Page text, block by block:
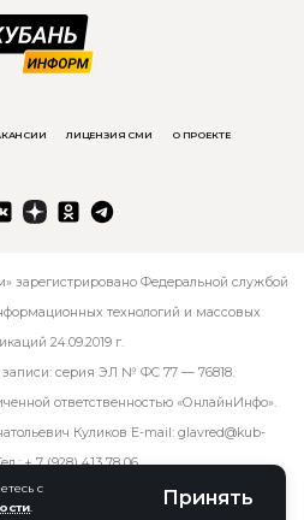
с
Принять
ЛИЦЕНЗИЯ СМИ О ПРОЕКТЕ
зарегистрировано Федеральной службой
технологий и массовых
24.09.2019 г.
серия ЭЛ № ФС 77 — 76818.
ответственностью «ОнлайнИнфо».
Куликов E-mail: glavred@kub-
+ 7 (928) 413 78 06.
inform 2026